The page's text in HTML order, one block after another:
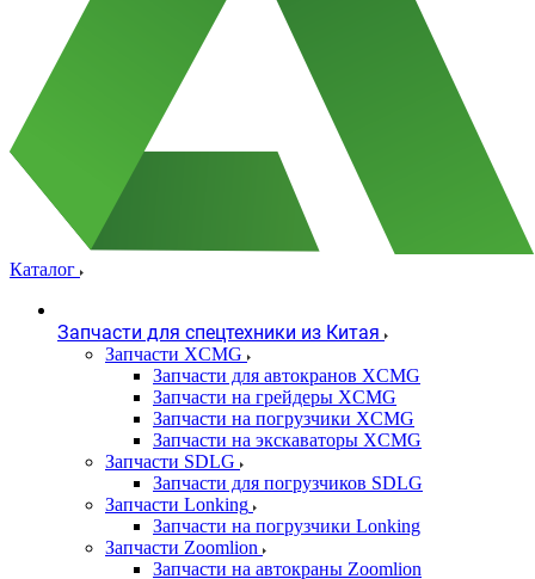
Каталог
Запчасти для спецтехники из Китая
Запчасти XCMG
Запчасти для автокранов XCMG
Запчасти на грейдеры XCMG
Запчасти на погрузчики XCMG
Запчасти на экскаваторы XCMG
Запчасти SDLG
Запчасти для погрузчиков SDLG
Запчасти Lonking
Запчасти на погрузчики Lonking
Запчасти Zoomlion
Запчасти на автокраны Zoomlion